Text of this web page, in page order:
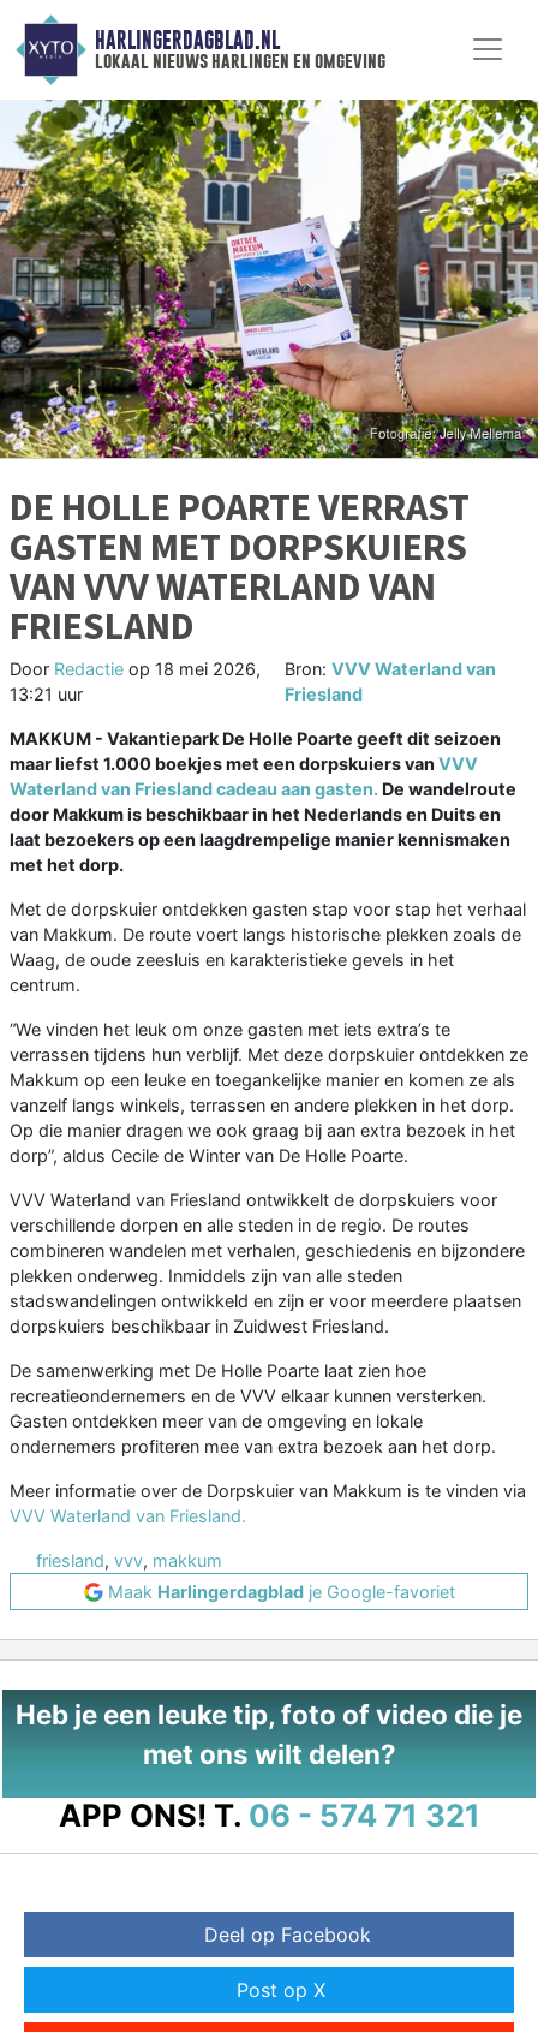
HARLINGERDAGBLAD.NL
lokaal nieuws harlingen en omgeving
DE HOLLE POARTE VERRAST
GASTEN MET DORPSKUIERS
VAN VVV WATERLAND VAN
FRIESLAND
Door Redactie op 18 mei 2026,
13:21 uur
Bron: VVV Waterland van
Friesland
MAKKUM - Vakantiepark De Holle Poarte geeft dit seizoen
maar liefst 1.000 boekjes met een dorpskuiers van VVV
Waterland van Friesland cadeau aan gasten. De wandelroute
door Makkum is beschikbaar in het Nederlands en Duits en
laat bezoekers op een laagdrempelige manier kennismaken
met het dorp.
Met de dorpskuier ontdekken gasten stap voor stap het verhaal
van Makkum. De route voert langs historische plekken zoals de
Waag, de oude zeesluis en karakteristieke gevels in het
centrum.
“We vinden het leuk om onze gasten met iets extra’s te
verrassen tijdens hun verblijf. Met deze dorpskuier ontdekken ze
Makkum op een leuke en toegankelijke manier en komen ze als
vanzelf langs winkels, terrassen en andere plekken in het dorp.
Op die manier dragen we ook graag bij aan extra bezoek in het
dorp”, aldus Cecile de Winter van De Holle Poarte.
VVV Waterland van Friesland ontwikkelt de dorpskuiers voor
verschillende dorpen en alle steden in de regio. De routes
combineren wandelen met verhalen, geschiedenis en bijzondere
plekken onderweg. Inmiddels zijn van alle steden
stadswandelingen ontwikkeld en zijn er voor meerdere plaatsen
dorpskuiers beschikbaar in Zuidwest Friesland.
De samenwerking met De Holle Poarte laat zien hoe
recreatieondernemers en de VVV elkaar kunnen versterken.
Gasten ontdekken meer van de omgeving en lokale
ondernemers profiteren mee van extra bezoek aan het dorp.
Meer informatie over de Dorpskuier van Makkum is te vinden via
VVV Waterland van Friesland.
friesland, vvv, makkum
Maak Harlingerdagbladje Google-favoriet
Heb je een leuke tip, foto of video die je
met ons wilt delen?
APP ONS! T. 06 - 574 71 321
Deel op Facebook
Post op X